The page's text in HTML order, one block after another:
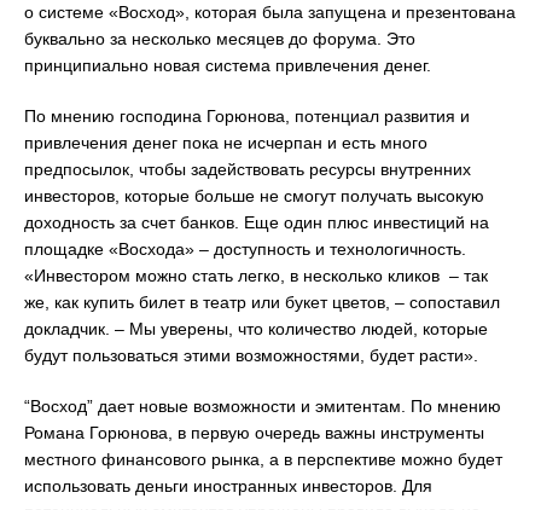
о системе «Восход», которая была запущена и презентована
буквально за несколько месяцев до форума. Это
принципиально новая система привлечения денег.
По мнению господина Горюнова, потенциал развития и
привлечения денег пока не исчерпан и есть много
предпосылок, чтобы задействовать ресурсы внутренних
инвесторов, которые больше не смогут получать высокую
доходность за счет банков. Еще один плюс инвестиций на
площадке «Восхода» – доступность и технологичность.
«Инвестором можно стать легко, в несколько кликов – так
же, как купить билет в театр или букет цветов, – сопоставил
докладчик. – Мы уверены, что количество людей, которые
будут пользоваться этими возможностями, будет расти».
“Восход” дает новые возможности и эмитентам. По мнению
Романа Горюнова, в первую очередь важны инструменты
местного финансового рынка, а в перспективе можно будет
использовать деньги иностранных инвесторов. Для